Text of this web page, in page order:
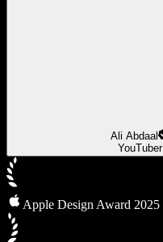
Ali Abdaal
YouTuber
Apple Design Award 2025